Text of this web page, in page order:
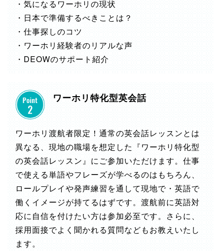
・気になるワーホリの現状
・日本で準備するべきことは？
・仕事探しのコツ
・ワーホリ経験者のリアルな声
・DEOWのサポート紹介
ワーホリ特化型英会話
ワーホリ渡航者限定！通常の英会話レッスンとは
異なる、現地の職場を想定した『ワーホリ特化型
の英会話レッスン』にご参加いただけます。仕事
で使える単語やフレーズが学べるのはもちろん、
ロールプレイや発声練習を通して現地で・英語で
働くイメージが持てるはずです。渡航前に英語対
応に自信を付けたい方は参加必至です。さらに、
採用面接でよく聞かれる質問などもお教えいたし
ます。